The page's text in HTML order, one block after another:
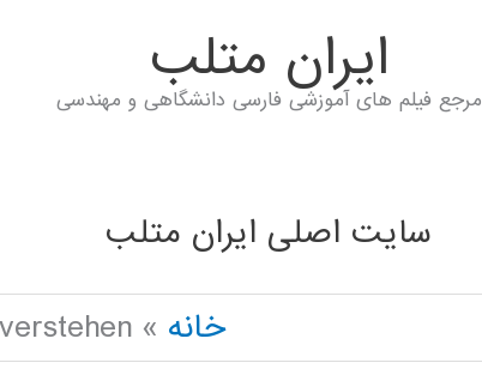
ايران متلب
مرجع فیلم های آموزشی فارسی دانشگاهی و مهندسی
سایت اصلی ایران متلب
خانه